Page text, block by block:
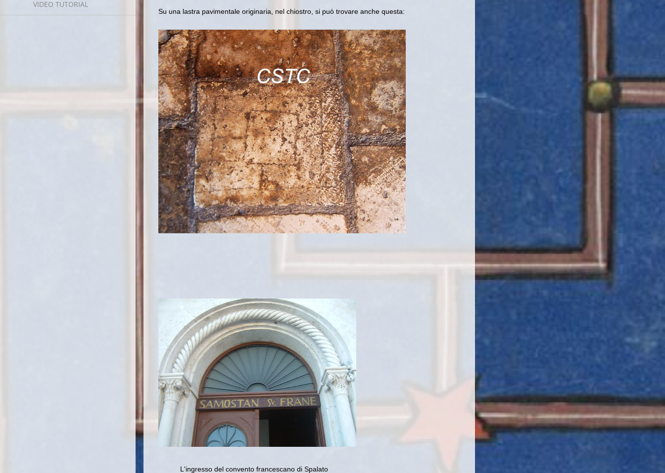
VIDEO TUTORIAL
Su una lastra pavimentale originaria, nel chiostro, si può trovare anche questa:
L'ingresso del convento francescano di Spalato